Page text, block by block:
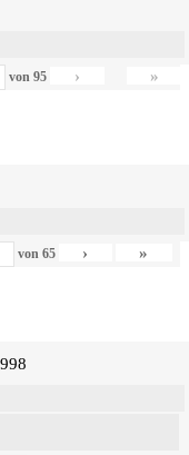
von95 › »
von 65 › »